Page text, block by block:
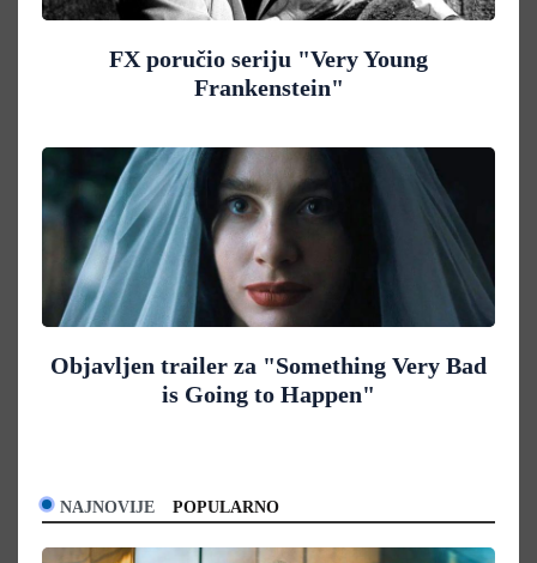
FX poručio seriju "Very Young
Frankenstein"
Objavljen trailer za "Something Very Bad
is Going to Happen"
NAJNOVIJE POPULARNO